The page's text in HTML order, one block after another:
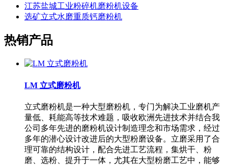
江苏盐城工业粉碎机磨粉机设备
选矿立式水磨重质钙磨粉机
热销产品
LM 立式磨粉机
立式磨粉机是一种大型磨粉机，专门为解决工业磨机产
量低、耗能高等技术难题，吸收欧洲先进技术并结合我
公司多年先进的磨粉机设计制造理念和市场需求，经过
多年的潜心设计改进后的大型粉磨设备。立磨采用了合
理可靠的结构设计，配合先进工艺流程，集烘干、粉
磨、选粉、提升于一体，尤其在大型粉磨工艺中，能够